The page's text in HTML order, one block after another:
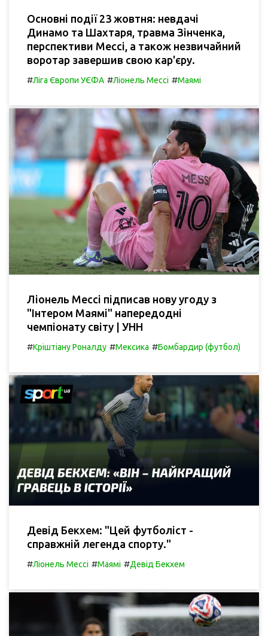
Основні події 23 жовтня: невдачі
Динамо та Шахтаря, травма Зінченка,
перспективи Мессі, а також незвичайний
воротар завершив свою кар'єру.
#Ліга Європи УЄФА #Ліонель Мессі #Маямі
Ліонель Мессі підписав нову угоду з
"Інтером Маямі" напередодні
чемпіонату світу | УНН
#Кріштіану Роналду #Мексика #Бомбардир (футбол)
Девід Бекхем: "Цей футболіст -
справжній легенда спорту."
#Ліонель Мессі #Маямі #Девід Бекхем